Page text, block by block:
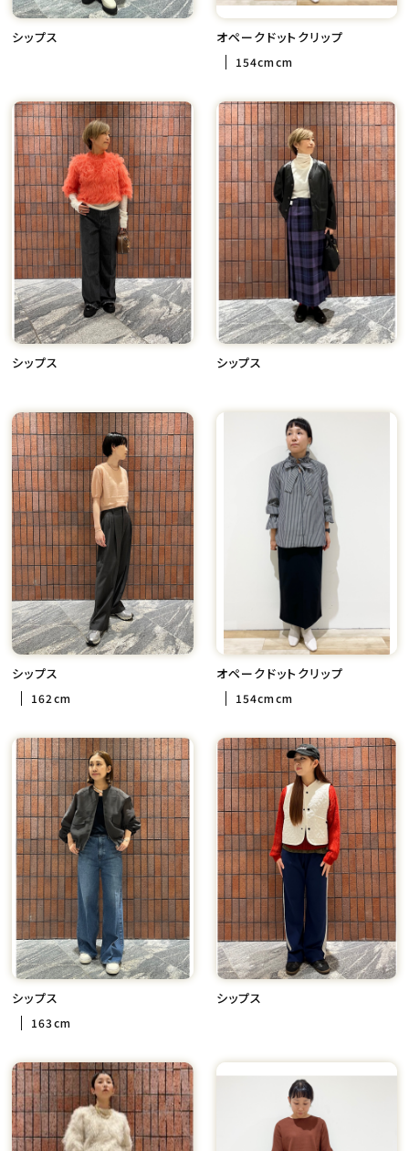
シップス オペークドットクリップ
154cmcm
シップス シップス
シップス
162cm
オペークドットクリップ
154cmcm
シップス
163cm
シップス